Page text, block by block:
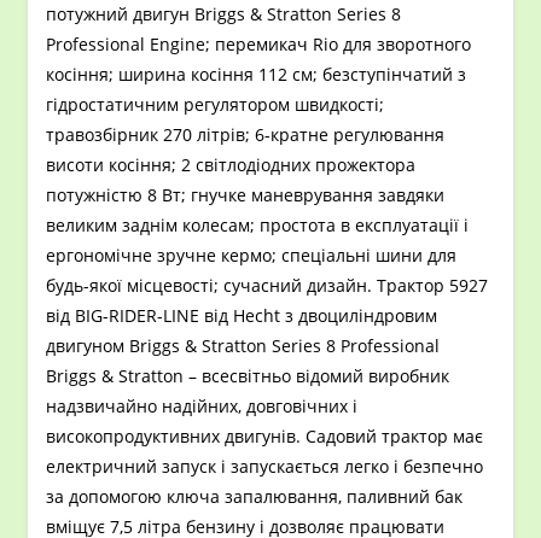
потужний двигун Briggs & Stratton Series 8
Professional Engine; перемикач Rio для зворотного
косіння; ширина косіння 112 см; безступінчатий з
гідростатичним регулятором швидкості;
травозбірник 270 літрів; 6-кратне регулювання
висоти косіння; 2 світлодіодних прожектора
потужністю 8 Вт; гнучке маневрування завдяки
великим заднім колесам; простота в експлуатації і
ергономічне зручне кермо; спеціальні шини для
будь-якої місцевості; сучасний дизайн. Трактор 5927
від BIG-RIDER-LINE від Hecht з двоциліндровим
двигуном Briggs & Stratton Series 8 Professional
Briggs & Stratton – всесвітньо відомий виробник
надзвичайно надійних, довговічних і
високопродуктивних двигунів. Садовий трактор має
електричний запуск і запускається легко і безпечно
за допомогою ключа запалювання, паливний бак
вміщує 7,5 літра бензину і дозволяє працювати